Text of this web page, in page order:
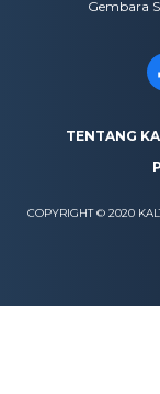
Gembara
TENTANG
COPYRIGHT © 2020